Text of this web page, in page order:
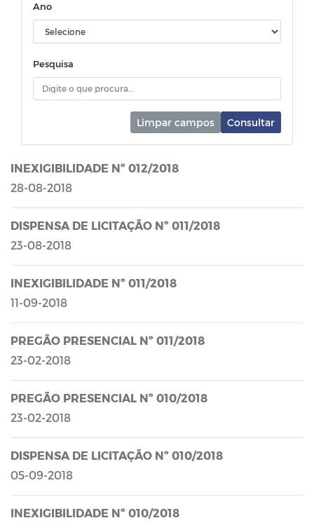
Ano
Pesquisa
Consultar
Limpar campos
INEXIGIBILIDADE Nº 012/2018
28-08-2018
DISPENSA DE LICITAÇÃO Nº 011/2018
23-08-2018
INEXIGIBILIDADE Nº 011/2018
11-09-2018
PREGÃO PRESENCIAL Nº 011/2018
23-02-2018
PREGÃO PRESENCIAL Nº 010/2018
23-02-2018
DISPENSA DE LICITAÇÃO Nº 010/2018
05-09-2018
INEXIGIBILIDADE Nº 010/2018